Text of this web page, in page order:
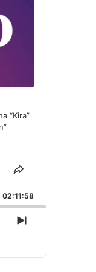
“Kira”
Share
Episode
02:11:58
Next
Episode